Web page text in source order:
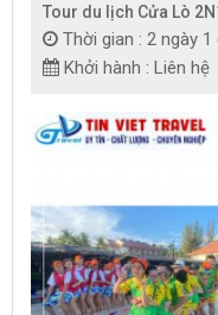
Tour du lịch Cửa Lò
Thời gian : 2 ngày 1
Khởi hành : Liên hệ